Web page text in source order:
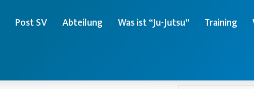
Post SV Abteilung Was ist “Ju-Jutsu” Training